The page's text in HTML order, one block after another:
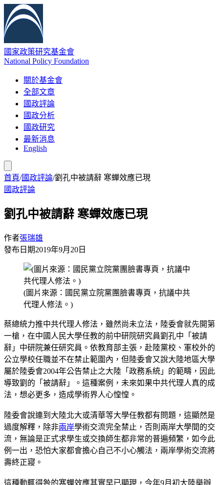
國家政策研究基金會
National Policy Foundation
關於基金會
全部文章
國政評論
國政分析
國政研究
最新消息
English
首頁/國政評論/劉孔中被請辭 寒蟬效應已現
國政評論
劉孔中被請辭 寒蟬效應已現
作者張瑞雄
發布日期2019年9月20日
(圖片來源：國民黨立院黨團臉書專頁，抗議中共
代理人修法。)
蔡總統力推中共代理人修法，雖然尚未立法，陸委會就先開第
一槍，在中國人民大學任教的前中研院研究員劉孔中「被請
辭」中研院兼任研究員。依教育部主張，赴陸黨校、軍校外的
公立學校任職並不在禁止範圍內，但陸委會又說大陸地區大學
屬於陸委會2004年公告禁止之大陸「政務系統」的範疇，因此
導致劉的「被請辭」。這種案例，未來如果中共代理人真的成
法，想必更多，造成學術界人心惶惶。
陸委會說連到大陸北大或清華等大學任教都有問題，這顯然是
過度解釋，除非兩岸學術交流完全禁止，否則兩岸大學間的交
流，無論是正式求學生或交換師生都非常的普遍頻繁，如今此
例一出，恐怕大家都會擔心自己不小心觸法，兩岸學術交流將
壽終正寢。
這種動輒得咎的寒蟬效應其實早已顯現，今年9月初大陸舉辦